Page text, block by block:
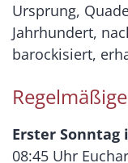
Ursprung,
Jahrhundert,
barockisiert,
Erster Sonntag
08:45 Uhr